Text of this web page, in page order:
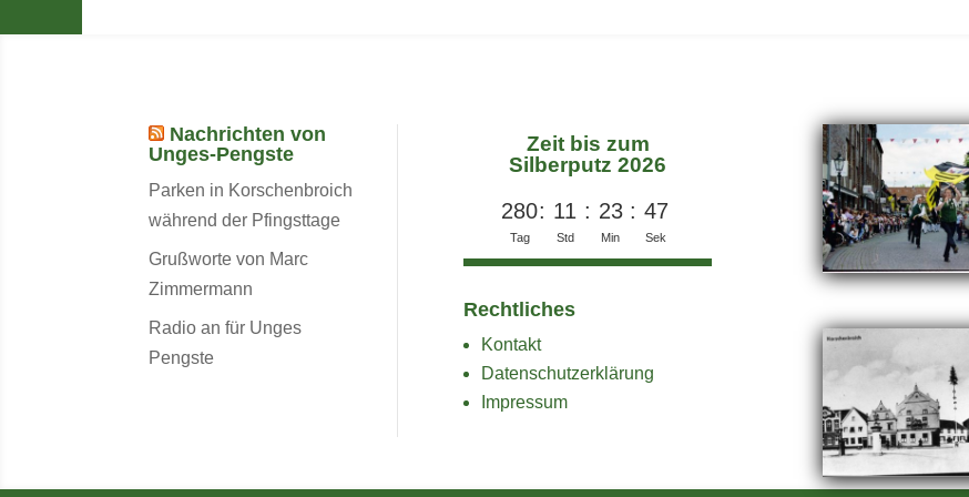
Nachrichten von
Unges-Pengste
Parken in Korschenbroich
während der Pfingsttage
Grußworte von Marc
Zimmermann
Radio an für Unges
Pengste
Zeit bis zum
Silberputz 2026
280
Tag
: 11
Std
: 23
Min
: 47
Sek
Rechtliches
Kontakt
Datenschutzerklärung
Impressum